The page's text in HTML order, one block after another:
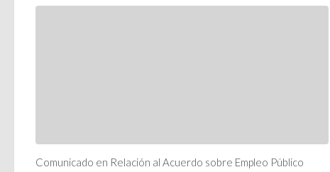
Comunicado en Relación al Acuerdo sobre Empleo Público